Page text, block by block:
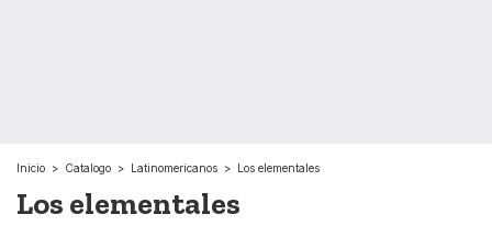
Inicio > Catalogo > Latinomericanos > Los elementales
Los elementales